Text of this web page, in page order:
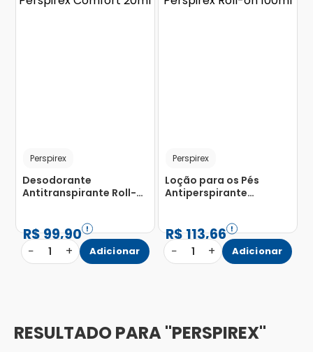
Perspirex
Desodorante
Antitranspirante Roll-
R$99,90
− 1 + Adicionar
Perspirex
Loção para os Pés
Antiperspirante
R$113,66
− 1 + Adicionar
PERSPIREX